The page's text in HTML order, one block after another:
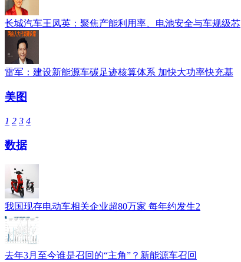
长城汽车王凤英：聚焦产能利用率、电池安全与车规级芯
雷军：建设新能源车碳足迹核算体系 加快大功率快充基
美图
1 2 3 4
数据
我国现存电动车相关企业超80万家 每年约发生2
去年3月至今谁是召回的“主角”？新能源车召回